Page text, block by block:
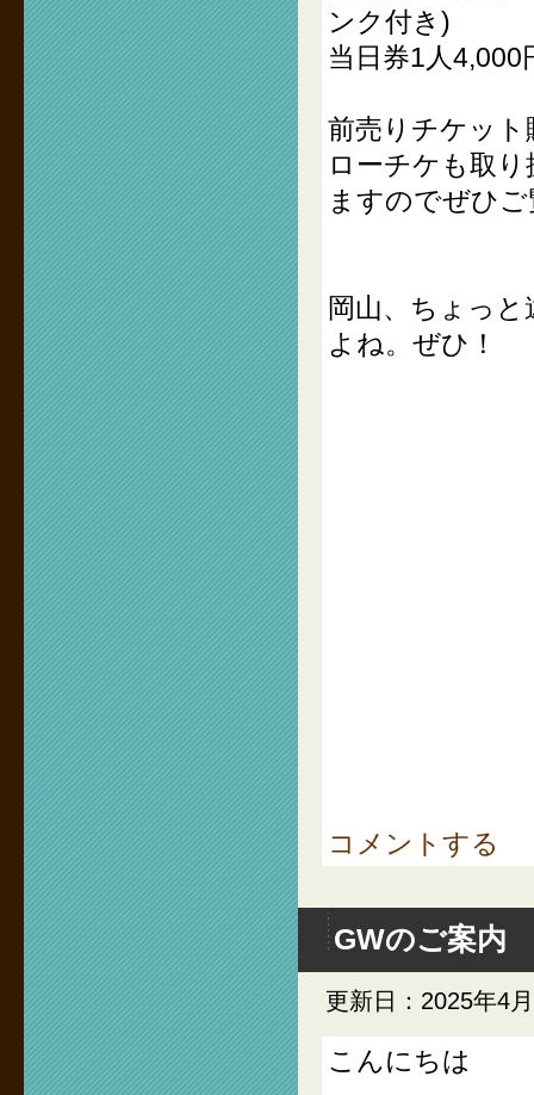
ンク付き)
当日券1人
前売りチケット
ローチケも取
ますのでぜひ
岡山、ちょっ
よね。ぜひ！
コメントする
GWのご案内
更新日：2025年4
こんにちは